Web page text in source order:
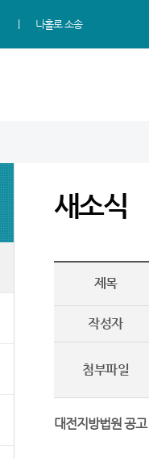
나홀로 소송
새소식
제목
작성자
첨부파일
대전지방법원 공고